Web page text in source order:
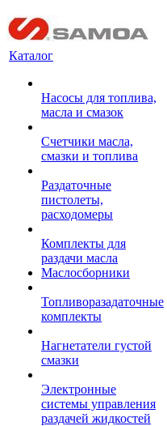
Каталог
Насосы для топлива,
масла и смазок
Счетчики масла,
смазки и топлива
Раздаточные
пистолеты,
расходомеры
Комплекты для
раздачи масла
Маслосборники
Топливоразадаточные
комплекты
Нагнетатели густой
смазки
Электронные
системы управления
раздачей жидкостей